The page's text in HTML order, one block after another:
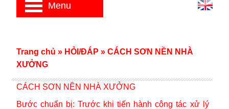
CÁCH SƠN NỀN NHÀ XƯỞNG
Bước chuẩn bị: Trước khi tiến hành công tác xử lý
Trang chủ » HỎI/ĐÁP » CÁCH SƠN NỀN NHÀ
XƯỞNG
Menu